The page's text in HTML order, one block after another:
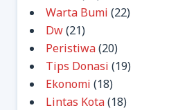
Warta Bumi (22)
Dw(21)
Peristiwa(20)
Tips Donasi (19)
Ekonomi (18)
Lintas Kota(18)